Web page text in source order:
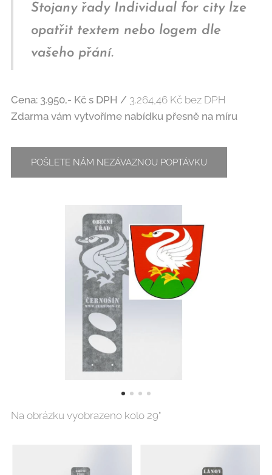
Stojany řady Individual for city lze
opatřit textem nebo logem dle
vašeho přání.
Cena: 3.950,- Kč s DPH / 3.264,46 Kč bez DPH
Zdarma vám vytvoříme nabídku přesně na míru
POŠLETE NÁM NEZÁVAZNOU POPTÁVKU
Na obrázku vyobrazeno kolo 29"